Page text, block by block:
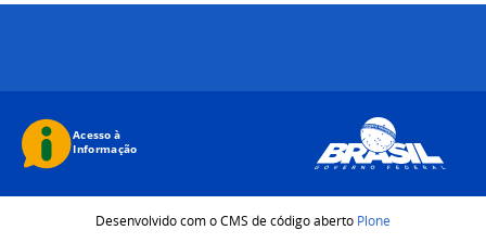
Desenvolvido com o CMS de código aberto Plone